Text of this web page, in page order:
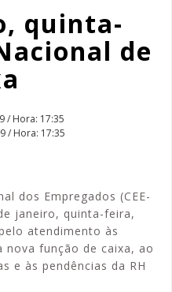
quinta-
de
/ Hora: 17:35
/ Hora: 17:35
dos Empregados (CEE-
janeiro, quinta-feira,
atendimento às
nova função de caixa, ao
e às pendências da RH